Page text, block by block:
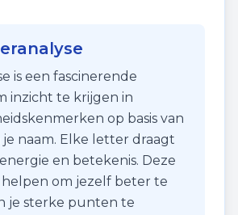
is een fascinerende
inzicht te krijgen in
op basis van
naam. Elke letter draagt
en betekenis. Deze
helpen om jezelf beter te
je sterke punten te